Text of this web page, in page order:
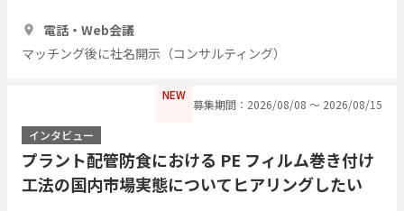
電話・Web会議
マッチング後に社名開示（コンサルティング）
NEW
募集期間：2026/08/08 〜 2026/08/15
インタビュー
プラント配管防食における PE フィルム巻き付け
工法の国内市場実態についてヒアリングしたい